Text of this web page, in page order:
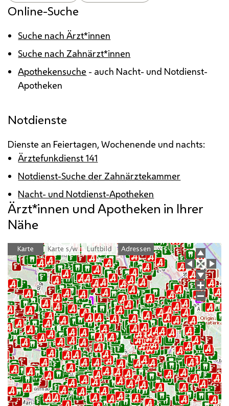
Online-Suche
Suche nach Ärzt*innen
Suche nach Zahnärzt*innen
Apothekensuche - auch Nacht- und Notdienst-
Apotheken
Notdienste
Dienste an Feiertagen, Wochenende und nachts:
Ärztefunkdienst 141
Notdienst-Suche der Zahnärztekammer
Nacht- und Notdienst-Apotheken
Ärzt*innen und Apotheken in Ihrer
Nähe